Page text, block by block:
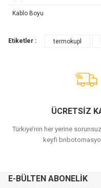
Kablo Boyu
Etiketler : termokupl
ÜCRETSİZ
Türkiye’nin her yerine
keyfi
E-BÜLTEN ABONELİK